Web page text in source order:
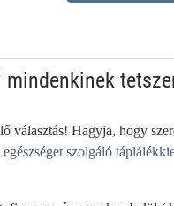
mindenkinek
választás! Hagyja, hogy
egészséget szolgáló